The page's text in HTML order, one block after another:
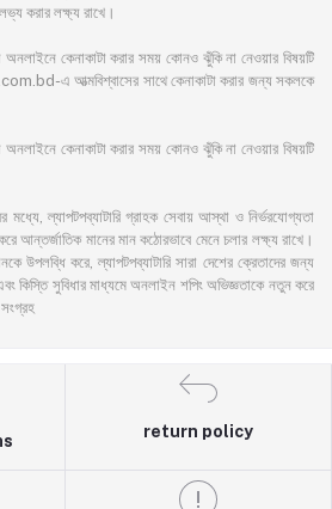
করার লক্ষ্য রাখে।
অনলাইনে কেনাকাটা করার সময় কোনও ঝুঁকি না নেওয়ার বিষয়টি
এ আত্মবিশ্বাসের সাথে কেনাকাটা করার জন্য সকলকে
অনলাইনে কেনাকাটা করার সময় কোনও ঝুঁকি না নেওয়ার বিষয়টি
ল্যাপটপব্যাটারি গ্রাহক সেবায় আস্থা ও নির্ভরযোগ্যতা
আন্তর্জাতিক মানের মান কঠোরভাবে মেনে চলার লক্ষ্য রাখে।
উপলব্ধি করে, ল্যাপটপব্যাটারি সারা দেশের ক্রেতাদের জন্য
কিস্তি সুবিধার মাধ্যমে অনলাইন শপিং অভিজ্ঞতাকে নতুন করে
return policy